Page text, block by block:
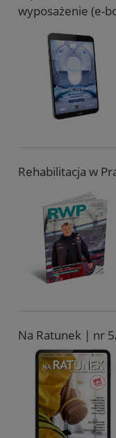
wyposażenie (e-
Rehabilitacja w
Na Ratunek | nr